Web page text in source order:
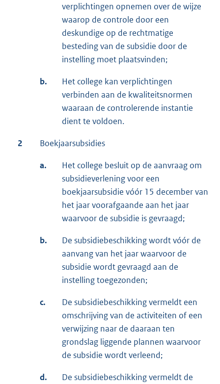
verplichtingen opnemen over de wijze
waarop de controle door een
deskundige op de rechtmatige
besteding van de subsidie door de
instelling moet plaatsvinden;
b.
Het college kan verplichtingen
verbinden aan de kwaliteitsnormen
waaraan de controlerende instantie
dient te voldoen.
2 Boekjaarsubsidies
a.
Het college besluit op de aanvraag om
subsidieverlening voor een
boekjaarsubsidie vóór 15 december van
het jaar voorafgaande aan het jaar
waarvoor de subsidie is gevraagd;
b.
De subsidiebeschikking wordt vóór de
aanvang van het jaar waarvoor de
subsidie wordt gevraagd aan de
instelling toegezonden;
c.
De subsidiebeschikking vermeldt een
omschrijving van de activiteiten of een
verwijzing naar de daaraan ten
grondslag liggende plannen waarvoor
de subsidie wordt verleend;
d.
De subsidiebeschikking vermeldt de